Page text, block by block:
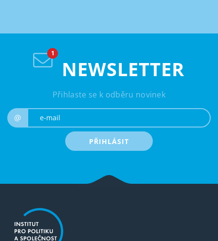
NEWSLETTER
Přihlaste se k odběru novinek
@
PŘIHLÁSIT